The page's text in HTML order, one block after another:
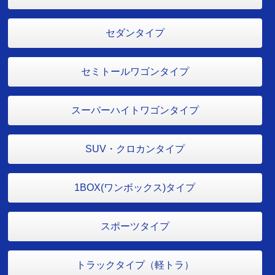
セダンタイプ
セミトールワゴンタイプ
スーパーハイトワゴンタイプ
SUV・クロカンタイプ
1BOX(ワンボックス)タイプ
スポーツタイプ
トラックタイプ（軽トラ）